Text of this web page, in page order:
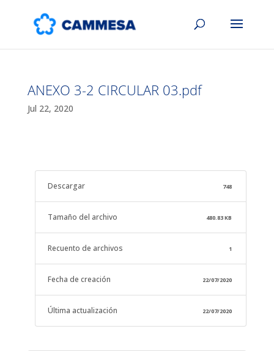
ANEXO 3-2 CIRCULAR 03.pdf
Jul 22, 2020
Descargar 748
Tamaño del archivo 480.83 KB
Recuento de archivos 1
Fecha de creación 22/07/2020
Última actualización 22/07/2020